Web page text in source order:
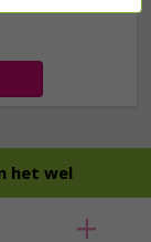
het wel